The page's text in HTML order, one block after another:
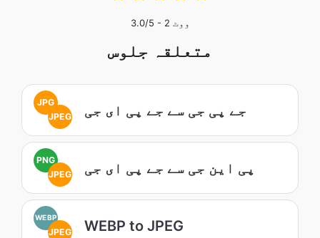
3.0/5 - 2 ووٹ
متعلقہ جلوس
JPG
JPEG
جے پی جی سے جے پی ای جی
PNG
JPEG
پی این جی سے جے پی ای جی
WEBP
JPEG WEBP to JPEG